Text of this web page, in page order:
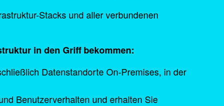
Stacks und aller verbundenen
in den Griff bekommen:
Datenstandorte On-Premises, in der
Benutzerverhalten und erhalten Sie